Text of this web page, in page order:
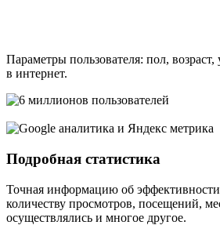
Параметры пользователя: пол, возраст,
в интернет.
Подробная статистика
Точная информацию об
количеству просмотров, посещений,
осуществлялись и многое другое.